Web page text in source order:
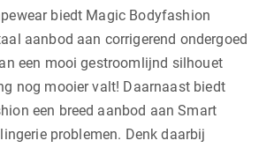
biedt Magic Bodyfashion
aanbod aan corrigerend ondergoed
een mooi gestroomlijnd silhouet
nog mooier valt! Daarnaast biedt
een breed aanbod aan Smart
problemen. Denk daarbij